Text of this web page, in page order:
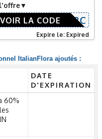
4_5N688C
VOIR LA CODE
Expire le: Expired
ItalianFlora ajoutés :
DATE
D'EXPIRATION
60%